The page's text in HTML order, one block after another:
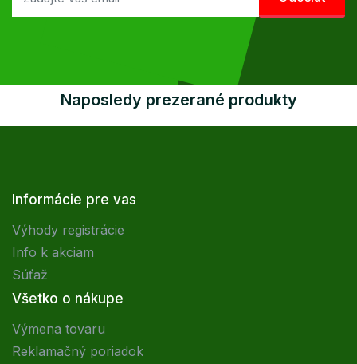
Naposledy prezerané produkty
Informácie pre vas
Výhody registrácie
Info k akciam
Súťaž
Všetko o nákupe
Výmena tovaru
Reklamačný poriadok